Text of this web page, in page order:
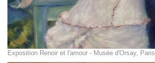
Exposition Renoir et l'amour - Musée d'Orsay, Paris